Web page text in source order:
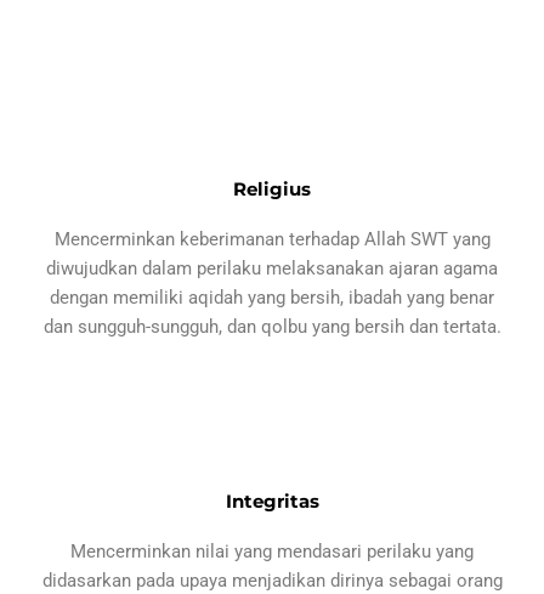
Religius
Mencerminkan keberimanan terhadap Allah SWT yang
diwujudkan dalam perilaku melaksanakan ajaran agama
dengan memiliki aqidah yang bersih, ibadah yang benar
dan sungguh-sungguh, dan qolbu yang bersih dan tertata.
Integritas
Mencerminkan nilai yang mendasari perilaku yang
didasarkan pada upaya menjadikan dirinya sebagai orang